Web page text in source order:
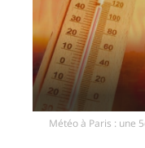
Météo à Paris : une